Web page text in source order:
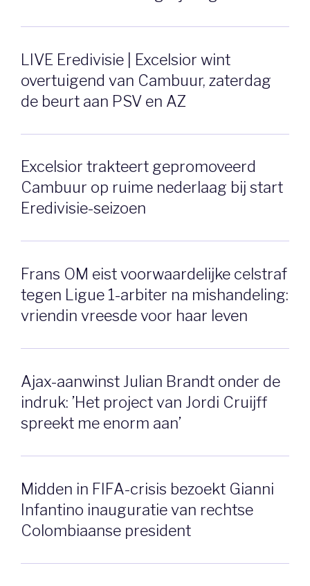
LIVE Eredivisie | Excelsior wint
overtuigend van Cambuur, zaterdag
de beurt aan PSV en AZ
Excelsior trakteert gepromoveerd
Cambuur op ruime nederlaag bij start
Eredivisie-seizoen
Frans OM eist voorwaardelijke celstraf
tegen Ligue 1-arbiter na mishandeling:
vriendin vreesde voor haar leven
Ajax-aanwinst Julian Brandt onder de
indruk: ’Het project van Jordi Cruijff
spreekt me enorm aan’
Midden in FIFA-crisis bezoekt Gianni
Infantino inauguratie van rechtse
Colombiaanse president